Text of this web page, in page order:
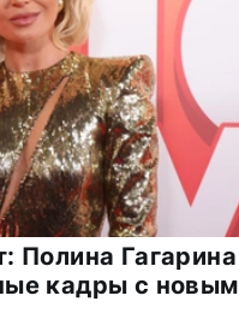
Полина Гагарина
кадры с новым